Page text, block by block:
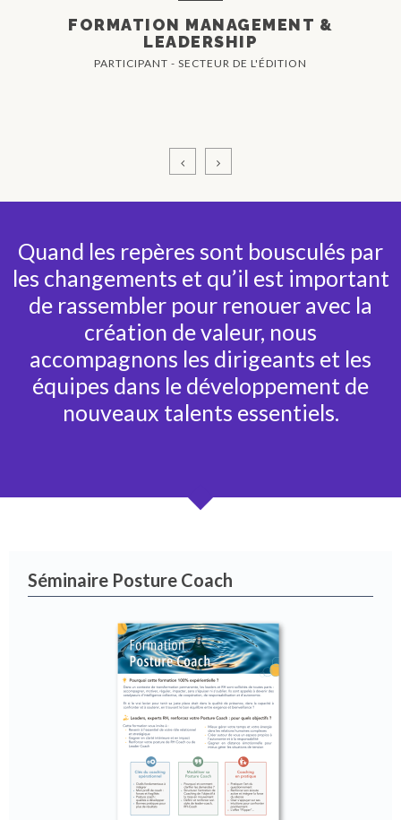
FORMATION MANAGEMENT &
LEADERSHIP
PARTICIPANT - SECTEUR DE L'ÉDITION
Quand les repères sont bousculés par
les changements et qu’il est important
de rassembler pour renouer avec la
création de valeur, nous
accompagnons les dirigeants et les
équipes dans le développement de
nouveaux talents essentiels.
Séminaire Posture Coach